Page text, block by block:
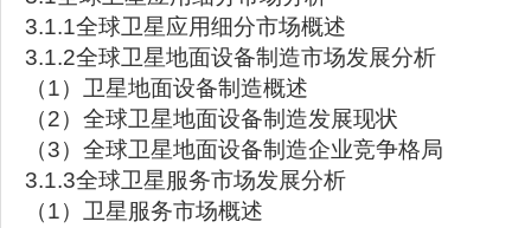
3.1.1全球卫星应用细分市场概述
3.1.2全球卫星地面设备制造市场发展分析
（1）卫星地面设备制造概述
（2）全球卫星地面设备制造发展现状
（3）全球卫星地面设备制造企业竞争格局
3.1.3全球卫星服务市场发展分析
（1）卫星服务市场概述